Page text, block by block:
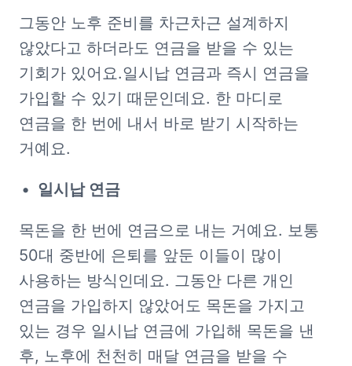
그동안 노후 준비를 차근차근 설계하지
않았다고 하더라도 연금을 받을 수 있는
기회가 있어요.일시납 연금과 즉시 연금을
가입할 수 있기 때문인데요. 한 마디로
연금을 한 번에 내서 바로 받기 시작하는
거예요.
일시납 연금
목돈을 한 번에 연금으로 내는 거예요. 보통
50대 중반에 은퇴를 앞둔 이들이 많이
사용하는 방식인데요. 그동안 다른 개인
연금을 가입하지 않았어도 목돈을 가지고
있는 경우 일시납 연금에 가입해 목돈을 낸
후, 노후에 천천히 매달 연금을 받을 수